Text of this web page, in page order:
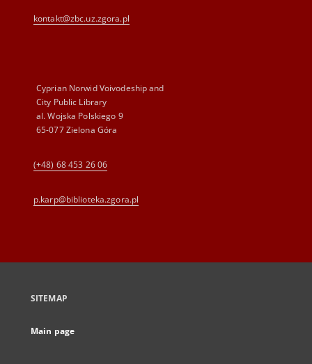
kontakt@zbc.uz.zgora.pl
Cyprian Norwid Voivodeship and
City Public Library
al. Wojska Polskiego 9
65-077 Zielona Góra
(+48) 68 453 26 06
p.karp@biblioteka.zgora.pl
SITEMAP
Main page